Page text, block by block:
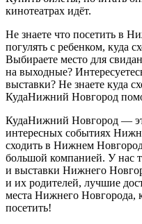
кинотеатрах идёт.
Не знаете что посетить в
погулять с ребенком, куда
Выбираете место для
на выходные?
выставки? Не знаете куда
КудаНижний Новгород
КудаНижний Новгород —
интересных событиях
сходить в Нижнем
большой компанией. У нас
и выставки Нижнего
и их родителей, лучшие
места Нижнего Новгорода,
посетить!